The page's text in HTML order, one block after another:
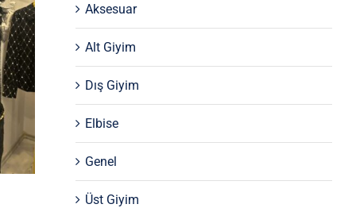
Aksesuar
Alt Giyim
Dış Giyim
Elbise
Genel
Üst Giyim